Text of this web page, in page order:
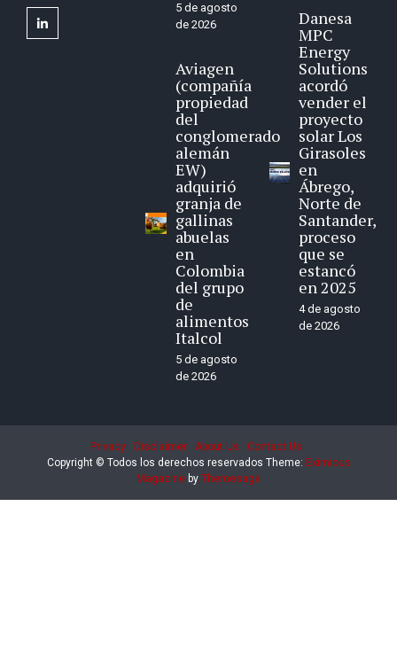
linkedin
5 de agosto
de 2026
Aviagen
(compañía
propiedad
del
conglomerado
alemán
EW)
adquirió
granja de
gallinas
abuelas
en
Colombia
del grupo
de
alimentos
Italcol
5 de agosto
de 2026
Danesa
MPC
Energy
Solutions
acordó
vender el
proyecto
solar Los
Girasoles
en
Ábrego,
Norte de
Santander,
proceso
que se
estancó
en 2025
4 de agosto
de 2026
Privacy Disclaimer About Us
Contact Us
Copyright © Todos los derechos reservados Theme: Eximious
Magazine by Themesaga